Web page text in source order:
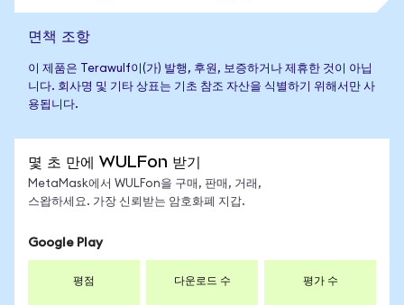
면책 조항
이 제품은 Terawulf이(가) 발행, 후원, 보증하거나 제휴한 것이 아닙
니다. 회사명 및 기타 상표는 기초 참조 자산을 식별하기 위해서만 사
용됩니다.
몇 초 만에 WULFon 받기
MetaMask에서 WULFon을 구매, 판매, 거래,
스왑하세요. 가장 신뢰받는 암호화폐 지갑.
Google Play
평점 다운로드 수 평가 수